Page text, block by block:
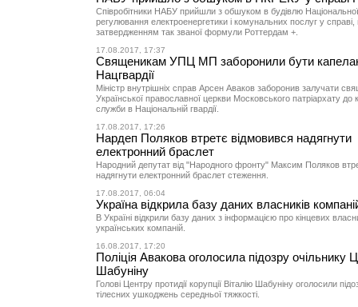
Співробітники НАБУ прийшли з обшуком в будівлю Національної
регулювання електроенергетики і комунальних послуг у справі,
затвердженням так званої формули Роттердам +.
17.08.2017, 17:37
Священикам УПЦ МП заборонили бути
Нацгвардії
Міністр внутрішніх справ Арсен Аваков заборонив залучати
Української православної церкви Московського патріархату до
служби в Національній гвардії.
17.08.2017, 17:26
Нардеп Поляков втретє відмовився надягнути
електронний браслет
Народний депутат від "Народного фронту" Максим Поляков
надягнути електронний браслет стеження.
17.08.2017, 06:04
Україна відкрила базу даних власників
В Україні відкрили базу даних з інформацією про кінцевих
українських компаній.
16.08.2017, 17:20
Поліція Авакова оголосила підозру очільнику
Шабуніну
Голові Центру протидії корупції Віталію Шабуніну оголосили
тілесних ушкоджень середньої тяжкості.